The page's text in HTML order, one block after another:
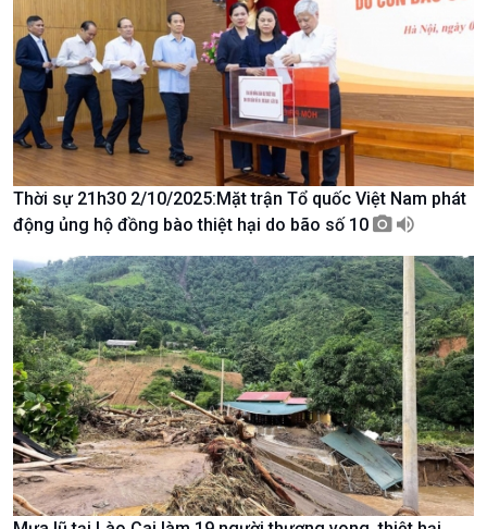
Kinh tế
Tin Kinh tế
Trước giờ mở cửa
Dòng chảy Kinh tế
Sức sống hàng Việt
Khởi nghiệp
Tuyên chiến với gian lận
thương mại
Nông nghiệp & Biển đảo
Tin Nông nghiệp & Biển
đảo
Mùa vàng
Biển đảo Việt Nam
Tâm tình biên giới và hải
đảo
Tìm hiểu biển, đảo Việt
Nam
Xã hội
Tin Đời sống & Xã hội
360 độ Sức khỏe
Chuyển đổi Xanh
Tài nguyên và Môi trường
Khoa học & Công nghệ
Tin Khoa học & Công nghệ
Kết nối công nghệ
Sống chung với biến đổi
khí hậu
Thời sự 21h30 2/10/2025:Mặt trận Tổ quốc Việt Nam phát
động ủng hộ đồng bào thiệt hại do bão số 10